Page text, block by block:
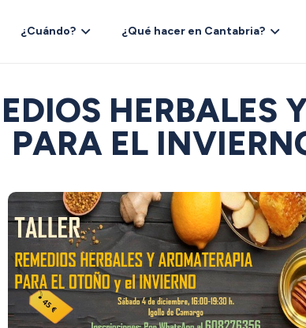
¿Cuándo? ¿Qué hacer en Cantabria?
HERBALES
PARA EL